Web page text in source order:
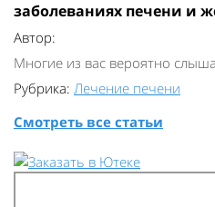
заболеваниях печени и
Автор:
Многие из вас вероятно
Рубрика: Лечение печени
Смотреть все статьи